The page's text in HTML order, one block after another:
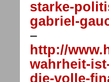
starke-
gabriel-
–
http://
wahrheit-
die-volle-